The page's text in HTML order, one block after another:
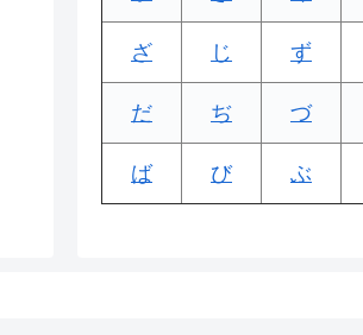
ざ じ ず
だ ぢ づ
ば び ぶ